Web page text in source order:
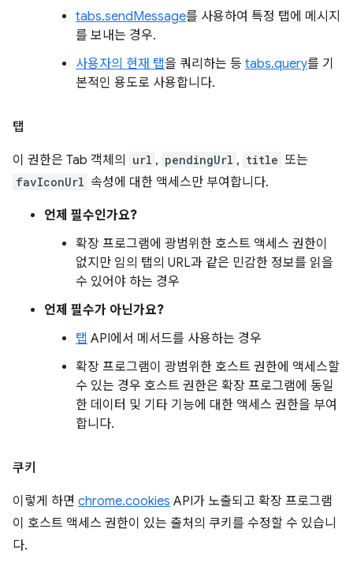
tabs.sendMessage를 사용하여 특정 탭에 메시지
를 보내는 경우.
사용자의 현재 탭을 쿼리하는 등 tabs.query를 기
본적인 용도로 사용합니다.
탭
이 권한은 Tab 객체의 url , pendingUrl , title 또는
favIconUrl 속성에 대한 액세스만 부여합니다.
언제 필수인가요?
확장 프로그램에 광범위한 호스트 액세스 권한이
없지만 임의 탭의 URL과 같은 민감한 정보를 읽을
수 있어야 하는 경우
언제 필수가 아닌가요?
탭 API에서 메서드를 사용하는 경우
확장 프로그램이 광범위한 호스트 권한에 액세스할
수 있는 경우 호스트 권한은 확장 프로그램에 동일
한 데이터 및 기타 기능에 대한 액세스 권한을 부여
합니다.
쿠키
이렇게 하면 chrome.cookies API가 노출되고 확장 프로그램
이 호스트 액세스 권한이 있는 출처의 쿠키를 수정할 수 있습니
다.